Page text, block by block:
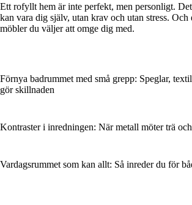
Ett rofyllt hem är inte perfekt, men personligt.
kan vara dig själv, utan krav och utan stress. Och
möbler du väljer att omge dig med.
Förnya badrummet med små grepp: Speglar,
gör skillnaden
Kontraster i inredningen: När metall möter trä
Vardagsrummet som kan allt: Så inreder du för